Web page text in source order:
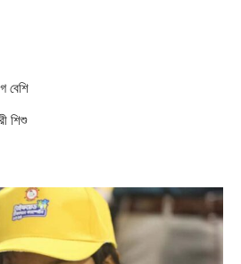
বেশি
শিশু